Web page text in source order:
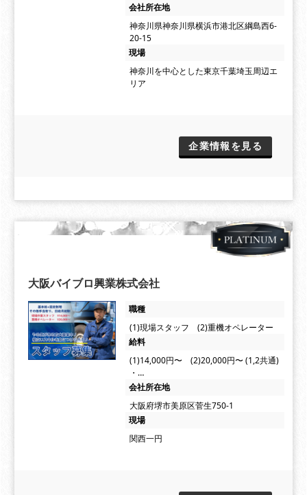
会社所在地
神奈川県神奈川県横浜市港北区綱島西6-
20-15
現場
神奈川を中心とした東京千葉埼玉周辺エ
リア
企業情報を見る
大阪バイブロ興業株式会社
職種
(1)現場スタッフ (2)重機オペレーター
給料
(1)14,000円〜 (2)20,000円〜 (1,2共通)
・…
会社所在地
大阪府堺市美原区菅生750-1
現場
関西一円